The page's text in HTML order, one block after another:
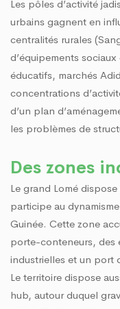
Les pôles d’activité
urbains gagnent en
centralités rurales
d’équipements
éducatifs, marchés
concentrations
d’un plan
les problèmes de
Des zones
Le grand Lomé
participe au
Guinée. Cette zone
porte-conteneurs, des
industrielles et un port
Le territoire dispose
hub, autour duquel